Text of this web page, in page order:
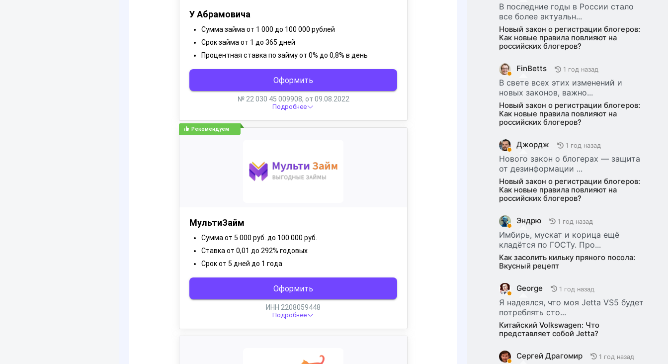
В последние годы в России стало
все более актуальн...
Новый закон о регистрации блогеров:
Как новые правила повлияют на
российских блогеров?
FinBetts 1 год назад
В свете всех этих изменений и
новых законов, важно...
Новый закон о регистрации блогеров:
Как новые правила повлияют на
российских блогеров?
Джордж 1 год назад
Нового закон о блогерах — защита
от дезинформации ...
Новый закон о регистрации блогеров:
Как новые правила повлияют на
российских блогеров?
Эндрю 1 год назад
Имбирь, мускат и корица ещё
кладётся по ГОСТу. Про...
Как засолить кильку пряного посола:
Вкусный рецепт
George 1 год назад
Я надеялся, что моя Jetta VS5 будет
потреблять сто...
Китайский Volkswagen: Что
представляет собой Jetta?
Сергей Драгомир 1 год назад